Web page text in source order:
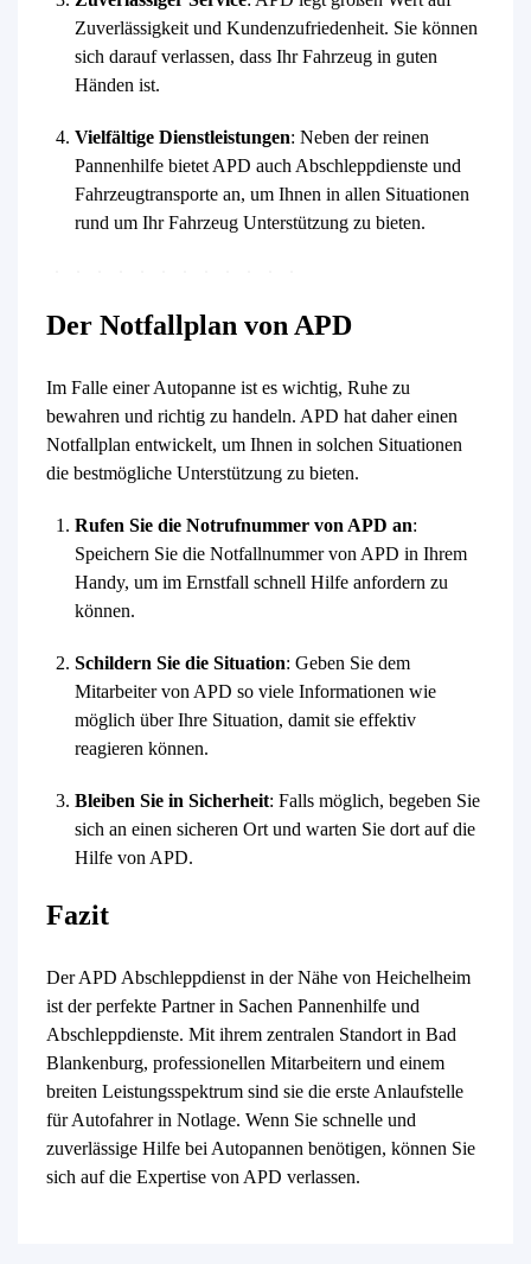
Zuverlässigkeit und Kundenzufriedenheit. Sie können
sich darauf verlassen, dass Ihr Fahrzeug in guten
Händen ist.
Vielfältige Dienstleistungen: Neben der reinen
Pannenhilfe bietet APD auch Abschleppdienste und
Fahrzeugtransporte an, um Ihnen in allen Situationen
rund um Ihr Fahrzeug Unterstützung zu bieten.
Der Notfallplan von APD
Im Falle einer Autopanne ist es wichtig, Ruhe zu
bewahren und richtig zu handeln. APD hat daher einen
Notfallplan entwickelt, um Ihnen in solchen Situationen
die bestmögliche Unterstützung zu bieten.
Rufen Sie die Notrufnummer von APD an:
Speichern Sie die Notfallnummer von APD in Ihrem
Handy, um im Ernstfall schnell Hilfe anfordern zu
können.
Schildern Sie die Situation: Geben Sie dem
Mitarbeiter von APD so viele Informationen wie
möglich über Ihre Situation, damit sie effektiv
reagieren können.
Bleiben Sie in Sicherheit: Falls möglich, begeben Sie
sich an einen sicheren Ort und warten Sie dort auf die
Hilfe von APD.
Fazit
Der APD Abschleppdienst in der Nähe von Heichelheim
ist der perfekte Partner in Sachen Pannenhilfe und
Abschleppdienste. Mit ihrem zentralen Standort in Bad
Blankenburg, professionellen Mitarbeitern und einem
breiten Leistungsspektrum sind sie die erste Anlaufstelle
für Autofahrer in Notlage. Wenn Sie schnelle und
zuverlässige Hilfe bei Autopannen benötigen, können Sie
sich auf die Expertise von APD verlassen.